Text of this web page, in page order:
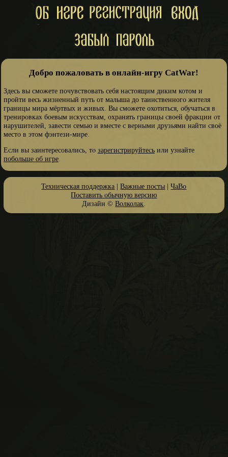
Добро пожаловать в онлайн-игру CatWar!
Здесь вы сможете почувствовать себя настоящим диким котом и
пройти весь жизненный путь от малыша до таинственного жителя
границы мира мёртвых и живых. Вы сможете охотиться, обучаться в
тренировках боевым искусствам, охранять границы своей фракции от
нарушителей, завести семью и вместе с верными друзьями найти своё
место в этом фэнтези-мире.
Если вы заинтересовались, то зарегистрируйтесьили узнайте
побольше об игре.
Техническая поддержка |Важные посты |ЧаВо
Поставить обычную версию
Дизайн ©Волколак.